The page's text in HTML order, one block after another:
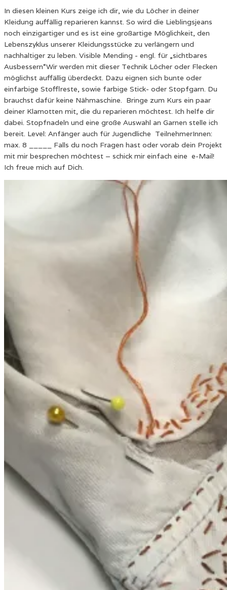
In diesen kleinen Kurs zeige ich dir, wie du Löcher in deiner
Kleidung auffällig reparieren kannst. So wird die Lieblingsjeans
noch einzigartiger und es ist eine großartige Möglichkeit, den
Lebenszyklus unserer Kleidungsstücke zu verlängern und
nachhaltiger zu leben. Visible Mending - engl. für „sichtbares
Ausbessern“Wir werden mit dieser Technik Löcher oder Flecken
möglichst auffällig überdeckt. Dazu eignen sich bunte oder
einfarbige Stofflreste, sowie farbige Stick- oder Stopfgarn. Du
brauchst dafür keine Nähmaschine. Bringe zum Kurs ein paar
deiner Klamotten mit, die du reparieren möchtest. Ich helfe dir
dabei. Stopfnadeln und eine große Auswahl an Garnen stelle ich
bereit. Level: Anfänger auch für Jugendliche TeilnehmerInnen:
max. 8 _____ Falls du noch Fragen hast oder vorab dein Projekt
mit mir besprechen möchtest – schick mir einfach eine e-Mail!
Ich freue mich auf Dich.